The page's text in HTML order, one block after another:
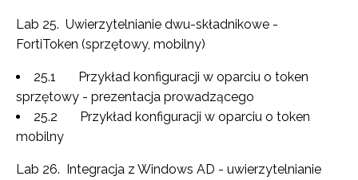
Lab 25. Uwierzytelnianie dwu-składnikowe -
FortiToken (sprzętowy, mobilny)
25.1 Przykład konfiguracji w oparciu o token
sprzętowy - prezentacja prowadzącego
25.2 Przykład konfiguracji w oparciu o token
mobilny
Lab 26. Integracja z Windows AD - uwierzytelnianie